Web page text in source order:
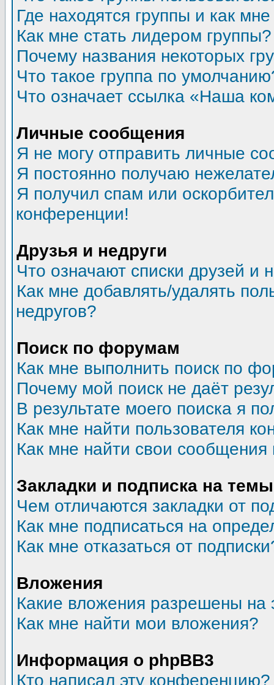
Где находятся группы и как
Как мне стать лидером группы?
Почему названия некоторых
Что такое группа по
Что означает ссылка «Наша
Личные сообщения
Я не могу отправить личные
Я постоянно получаю
Я получил спам или
конференции!
Друзья и недруги
Что означают списки друзей и
Как мне добавлять/удалять
недругов?
Поиск по форумам
Как мне выполнить поиск по
Почему мой поиск не даёт
В результате моего поиска я
Как мне найти пользователя
Как мне найти свои
Закладки и подписка на темы
Чем отличаются закладки от
Как мне подписаться на
Как мне отказаться от
Вложения
Какие вложения разрешены на
Как мне найти мои вложения?
Информация о phpBB3
Кто написал эту конференцию?